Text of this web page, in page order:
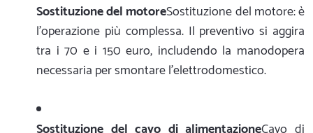
Sostituzione del motoreSostituzione del motore: è
l'operazione più complessa. Il preventivo si aggira
tra i 70 e i 150 euro, includendo la manodopera
necessaria per smontare l'elettrodomestico.